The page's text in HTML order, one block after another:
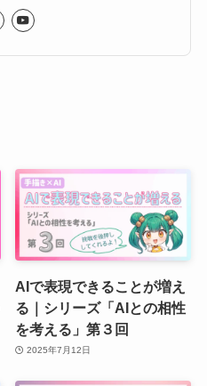
AIで表現できることが増え
る｜シリーズ「AIとの相性
を考える」第３回
2025年7月12日